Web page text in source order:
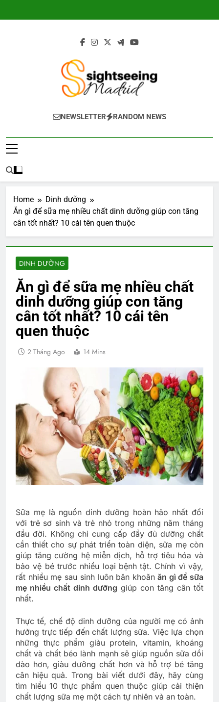
Sightseeing-
NEWSLETTER RANDOM NEWS
Home
Dinh dưỡng
Ăn gì để sữa mẹ nhiều chất dinh dưỡng giúp con tăng
cân tốt nhất? 10 cái tên quen thuộc
DINH DƯỠNG
Ăn gì để sữa mẹ nhiều chất
dinh dưỡng giúp con tăng
cân tốt nhất? 10 cái tên
quen thuộc
2 Tháng Ago 14 Mins
Sữa mẹ là nguồn dinh dưỡng hoàn hảo nhất đối
với trẻ sơ sinh và trẻ nhỏ trong những năm tháng
đầu đời. Không chỉ cung cấp đầy đủ dưỡng chất
cần thiết cho sự phát triển toàn diện, sữa mẹ còn
giúp tăng cường hệ miễn dịch, hỗ trợ tiêu hóa và
bảo vệ bé trước nhiều loại bệnh tật. Chính vì vậy,
rất nhiều mẹ sau sinh luôn băn khoăn ăn gì để sữa
mẹ nhiều chất dinh dưỡng giúp con tăng cân tốt
nhất.
Thực tế, chế độ dinh dưỡng của người mẹ có ảnh
hưởng trực tiếp đến chất lượng sữa. Việc lựa chọn
những thực phẩm giàu protein, vitamin, khoáng
chất và chất béo lành mạnh sẽ giúp nguồn sữa dồi
dào hơn, giàu dưỡng chất hơn và hỗ trợ bé tăng
cân hiệu quả. Trong bài viết dưới đây, hãy cùng
tìm hiểu 10 thực phẩm quen thuộc giúp cải thiện
chất lượng sữa mẹ một cách tự nhiên và an toàn.